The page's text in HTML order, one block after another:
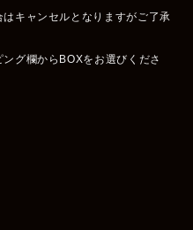
キャンセルとなりますがご了承
グ欄からBOXをお選びくださ